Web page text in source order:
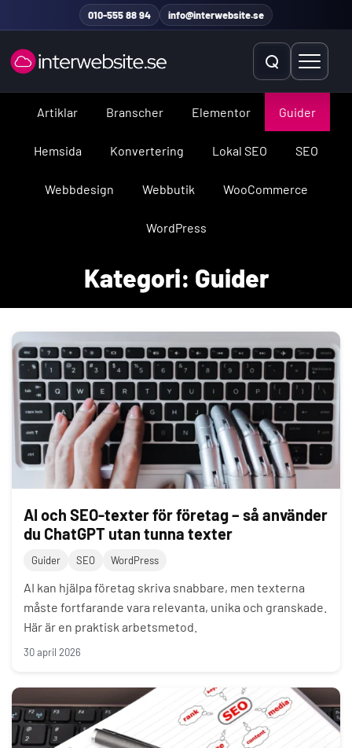
Hoppa till innehåll010-555 88 94 info@interwebsite.se
Öppna sökÖppna
Artiklar Branscher Elementor Guider
Hemsida Konvertering Lokal SEO SEO
Webbdesign Webbutik WooCommerce
WordPress
Kategori: Guider
AI och SEO-texter för företag – så använder
du ChatGPT utan tunna texter
Guider SEO WordPress
AI kan hjälpa företag skriva snabbare, men texterna
måste fortfarande vara relevanta, unika och granskade.
Här är en praktisk arbetsmetod.
30 april 2026